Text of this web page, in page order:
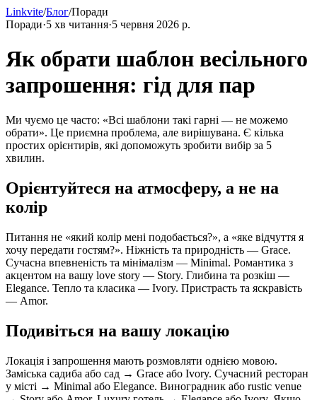
Linkvite/Блог/Поради
Поради·5 хв читання·5 червня 2026 р.
Як обрати шаблон весільного
запрошення: гід для пар
Ми чуємо це часто: «Всі шаблони такі гарні — не можемо
обрати». Це приємна проблема, але вирішувана. Є кілька
простих орієнтирів, які допоможуть зробити вибір за 5
хвилин.
Орієнтуйтеся на атмосферу, а не на
колір
Питання не «який колір мені подобається?», а «яке відчуття я
хочу передати гостям?». Ніжність та природність — Grace.
Сучасна впевненість та мінімалізм — Minimal. Романтика з
акцентом на вашу love story — Story. Глибина та розкіш —
Elegance. Тепло та класика — Ivory. Пристрасть та яскравість
— Amor.
Подивіться на вашу локацію
Локація і запрошення мають розмовляти однією мовою.
Заміська садиба або сад → Grace або Ivory. Сучасний ресторан
у місті → Minimal або Elegance. Виноградник або rustic venue